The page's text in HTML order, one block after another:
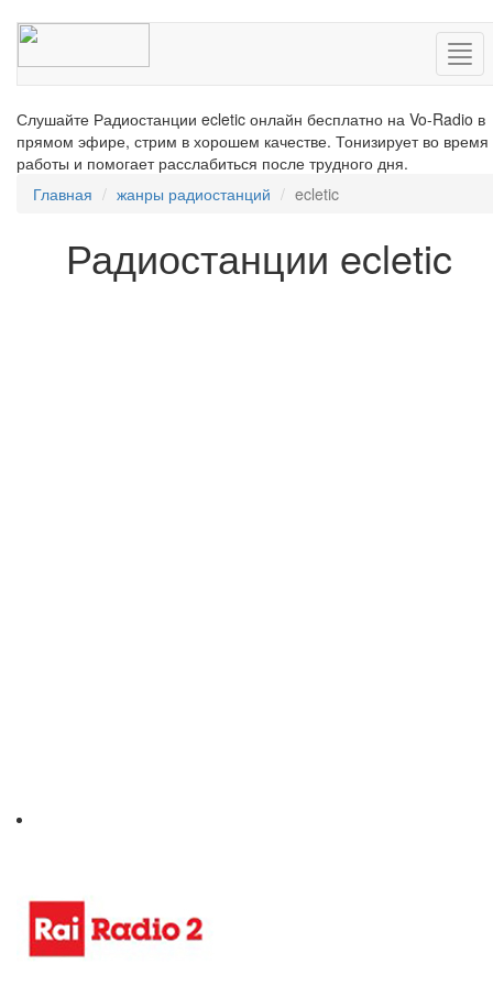
Слушайте Радиостанции ecletic онлайн бесплатно на Vo-Radio в
прямом эфире, стрим в хорошем качестве. Тонизирует во время
работы и помогает расслабиться после трудного дня.
Главная
жанры радиостанций ecletic
Радиостанции ecletic